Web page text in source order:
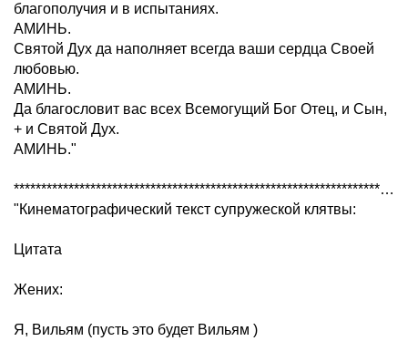
благополучия и в испытаниях.
АМИНЬ.
Святой Дух да наполняет всегда ваши сердца Своей
любовью.
АМИНЬ.
Да благословит вас всех Всемогущий Бог Отец, и Сын,
+ и Святой Дух.
АМИНЬ."
*********************************************************************************
"Кинематографический текст супружеской клятвы:
Цитата
Жених:
Я, Вильям (пусть это будет Вильям )